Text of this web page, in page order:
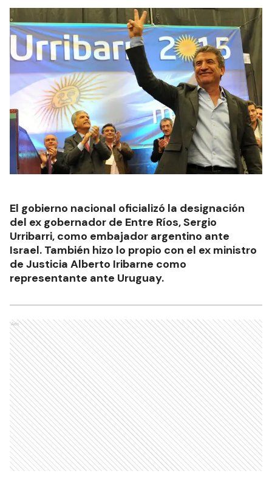
El gobierno nacional oficializó la designación
del ex gobernador de Entre Ríos, Sergio
Urribarri, como embajador argentino ante
Israel. También hizo lo propio con el ex ministro
de Justicia Alberto Iribarne como
representante ante Uruguay.
Ads